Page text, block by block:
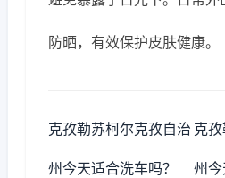
防晒，有效保护皮肤健康。
克孜勒苏柯尔克孜自治
州今天适合洗车吗？
克
州今